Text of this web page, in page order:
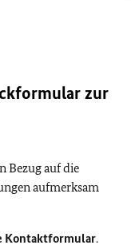
zur
Bezug auf die
aufmerksam
Kontaktformular.